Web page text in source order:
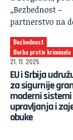
Bezbednost
Borba protiv kriminala
21. 11. 2025.
EU i Srbija
za sigurnije
moderni sistemi
upravljanja i
obuke